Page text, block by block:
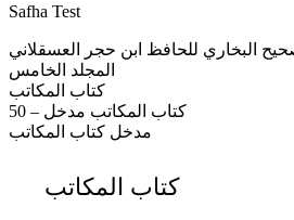
Safha Test
البخاري للحافظ ابن حجر العسقلاني
المجلد الخامس
كتاب المكاتب
50 – كتاب المكاتب مدخل
مدخل كتاب المكاتب
كتاب المكاتب